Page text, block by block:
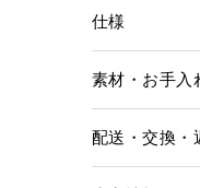
仕様
素材・お手入
配送・交換・